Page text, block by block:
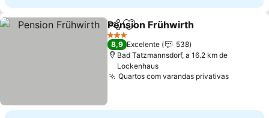
PartilharAdicionar aos favoritos
Pension Frühwirth
3 Estrelas
8,9 Excelente
538
Bad Tatzmannsdorf, a 16.2 km de
Lockenhaus
Quartos com varandas privativasVer